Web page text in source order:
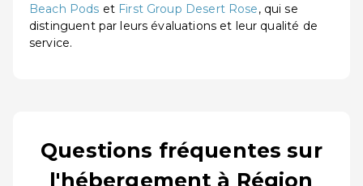
Beach Pods et First Group Desert Rose, qui se
distinguent par leurs évaluations et leur qualité de
service.
Questions fréquentes sur
l'hébergement à Région